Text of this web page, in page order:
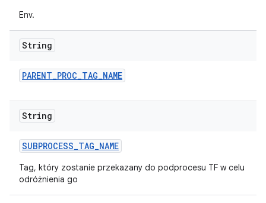
Env.
String
PARENT_PROC_TAG_NAME
String
SUBPROCESS_TAG_NAME
Tag, który zostanie przekazany do podprocesu TF w celu
odróżnienia go